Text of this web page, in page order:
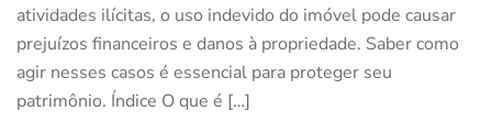
atividades ilícitas, o uso indevido do imóvel pode causar
prejuízos financeiros e danos à propriedade. Saber como
agir nesses casos é essencial para proteger seu
patrimônio. Índice O que é […]